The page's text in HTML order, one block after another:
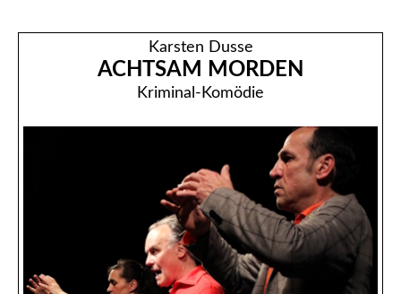
Karsten Dusse
ACHTSAM MORDEN
Kriminal-Komödie